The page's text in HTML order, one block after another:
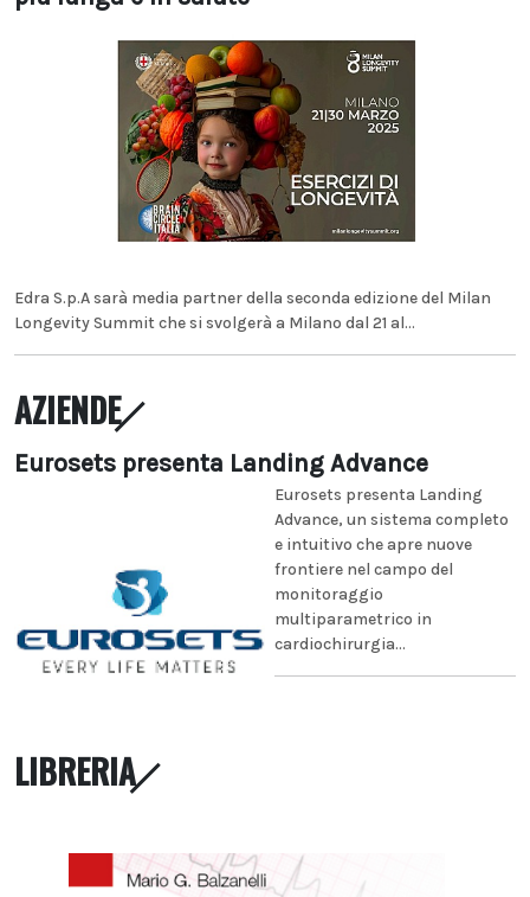
Edra S.p.A sarà media partner della seconda edizione del Milan
Longevity Summit che si svolgerà a Milano dal 21 al...
AZIENDE
Eurosets presenta Landing Advance
Eurosets presenta Landing
Advance, un sistema completo
e intuitivo che apre nuove
frontiere nel campo del
monitoraggio
multiparametrico in
cardiochirurgia...
LIBRERIA